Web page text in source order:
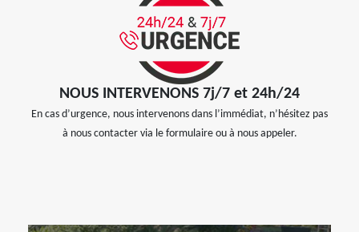
NOUS INTERVENONS 7j/7 et 24h/24
En cas d’urgence, nous intervenons dans l’immédiat, n’hésitez pas
à nous contacter via le formulaire ou à nous appeler.